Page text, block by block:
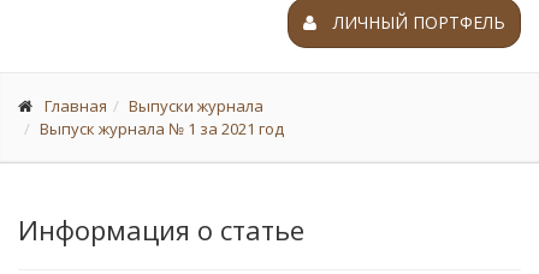
ЛИЧНЫЙ ПОРТФЕЛЬ
Главная
Выпуски журнала
Выпуск журнала № 1 за 2021 год
Информация о статье